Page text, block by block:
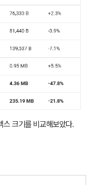
스 크기를 비교해보았다.